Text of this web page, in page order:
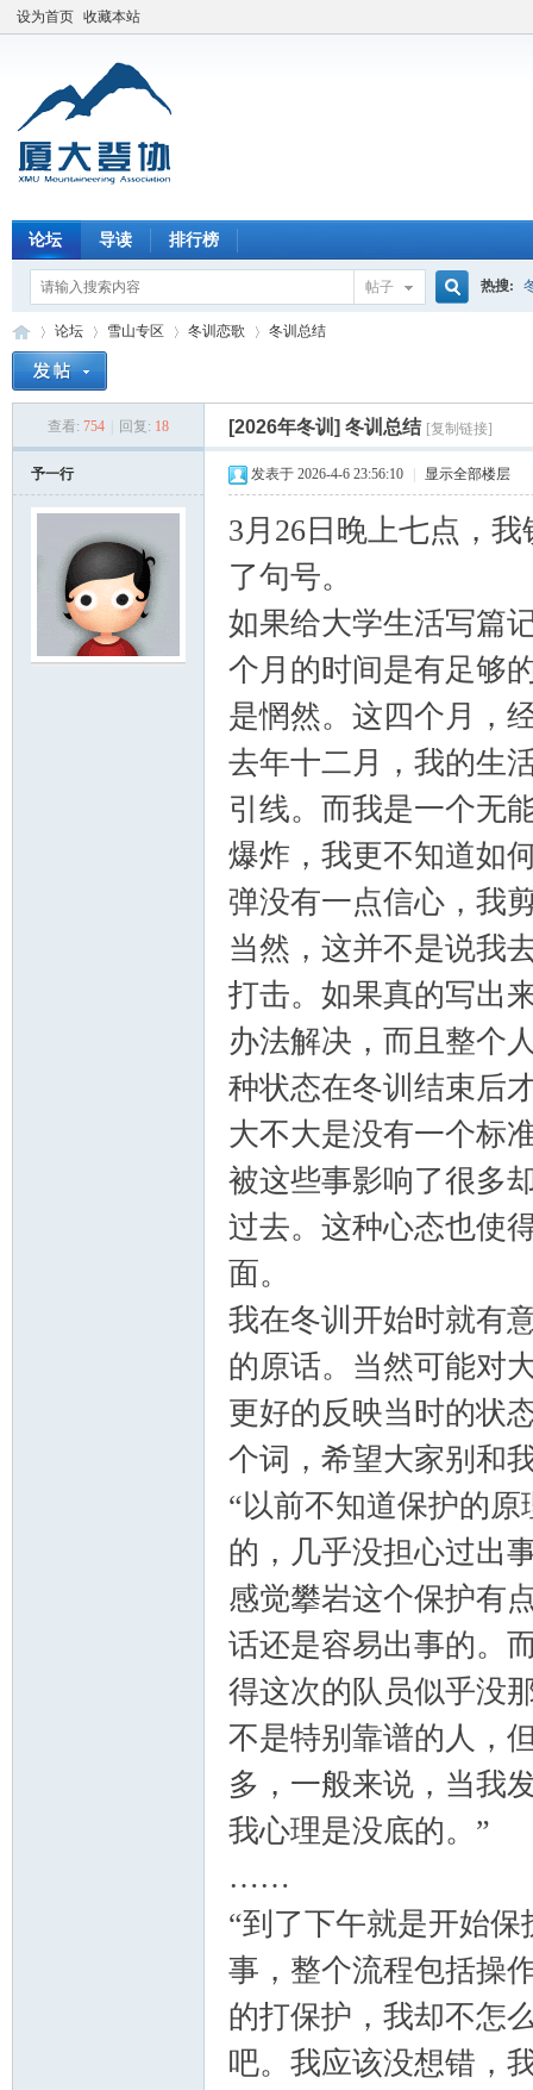
设为首页 收藏本站
论坛 导读 排行榜
帖子
索
热搜:
论坛
›
雪山专区
›
冬训恋歌
›
冬训总结
查看: 754 回复: 18 [2026年冬训] 冬训总结 [复制链接]
予一行 发表于 2026-4-6 23:56:10 显示全部楼层
3月26日晚上七点，
了句号。
如果给大学生活写篇
个月的时间是有足够
是惘然。这四个月，
去年十二月，我的生
引线。而我是一个无
爆炸，我更不知道如
弹没有一点信心，我
当然，这并不是说我
打击。如果真的写出
办法解决，而且整个
种状态在冬训结束后
大不大是没有一个标
被这些事影响了很多
过去。这种心态也使
面。
我在冬训开始时就有
的原话。当然可能对
更好的反映当时的状
个词，希望大家别和
“以前不知道保护的
的，几乎没担心过出
感觉攀岩这个保护有
话还是容易出事的。
得这次的队员似乎没
不是特别靠谱的人，
多，一般来说，当我
我心理是没底的。”
……
“到了下午就是开始
事，整个流程包括操
的打保护，我却不怎
吧。我应该没想错，